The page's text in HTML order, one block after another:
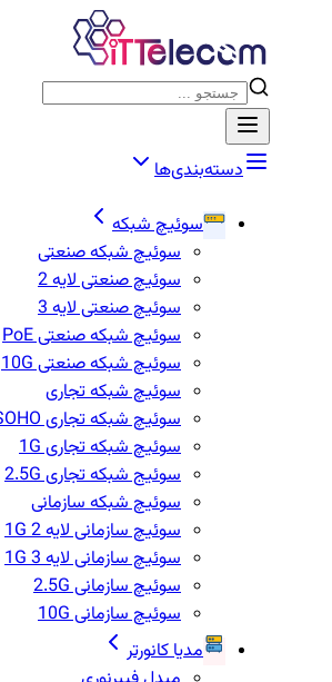
دسته‌بندی‌ها
سوئیچ شبکه
سوئیچ شبکه صنعتی
سوئیچ صنعتی لایه 2
سوئیچ صنعتی لایه 3
سوئیچ شبکه صنعتی PoE
سوئیچ شبکه صنعتی 10G
سوئیچ شبکه تجاری
سوئیچ شبکه تجاری SOHO
سوئیچ شبکه تجاری 1G
سوئیج شبکه تجاری 2.5G
سوئیچ شبکه سازمانی
سوئیچ سازمانی لایه 2 1G
سوئیچ سازمانی لایه 3 1G
سوئیچ سازمانی 2.5G
سوئیچ سازمانی 10G
مدیا کانورتر